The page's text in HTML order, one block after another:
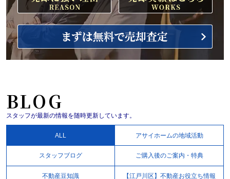
BLOG
スタッフが最新の情報を随時更新しています。
ALL アサイホームの地域活動
スタッフブログ ご購入後のご案内・特典
不動産豆知識 【江戸川区】不動産お役立ち情報